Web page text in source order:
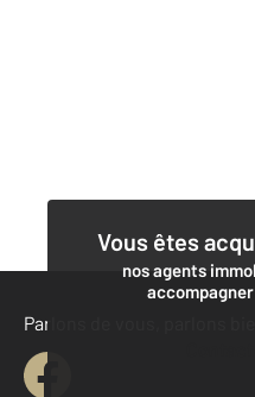
Vous êtes
nos agents
Parlons de vous, parlons